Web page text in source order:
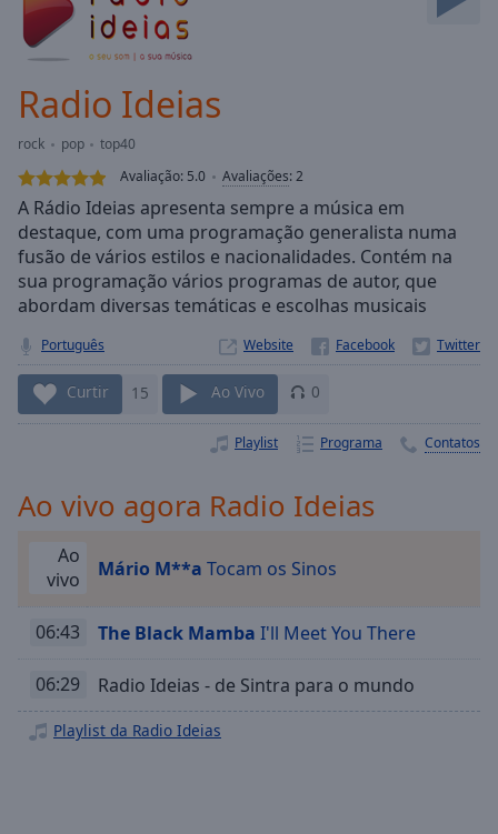
Forward
Mute
Current
Time0:00
Duration
Loaded:
0.00%
Stream
TypeLIVE
Seek to
live,
currently
behind
live LIVE
Remaining
Time-
Playback
Rate
Chapters
Descriptions
descriptions
off,
selected
Radio Ideias
rock pop
top40
Avaliação: 5.0 Avaliações:2
A Rádio Ideias apresenta sempre a música em
destaque, com uma programação generalista numa
fusão de vários estilos e nacionalidades. Contém na
sua programação vários programas de autor, que
abordam diversas temáticas e escolhas musicais
Português Website
Curtir 15 Ao Vivo 0
Playlist Programa Contatos
Ao vivo agora Radio Ideias
Ao
vivo
Mário M**a Tocam os Sinos
06:43 The Black Mamba I'll Meet You There
06:29 Radio Ideias - de Sintra para o mundo
Playlist da Radio Ideias